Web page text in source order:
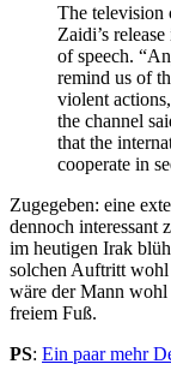
The television
Zaidi’s
of speech.
remind us of
violent
the channel
that the
cooperate in
Zugegeben: eine
dennoch interessant
im heutigen Irak
solchen Auftritt
wäre der Mann
freiem Fuß.
PS: Ein paar mehr